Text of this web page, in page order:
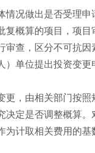
况做出是否受理
概算的项目，项目
查，区分不可抗
单位提出投资变
，由相关部门按
定是否调整概算
计取相关费用的基